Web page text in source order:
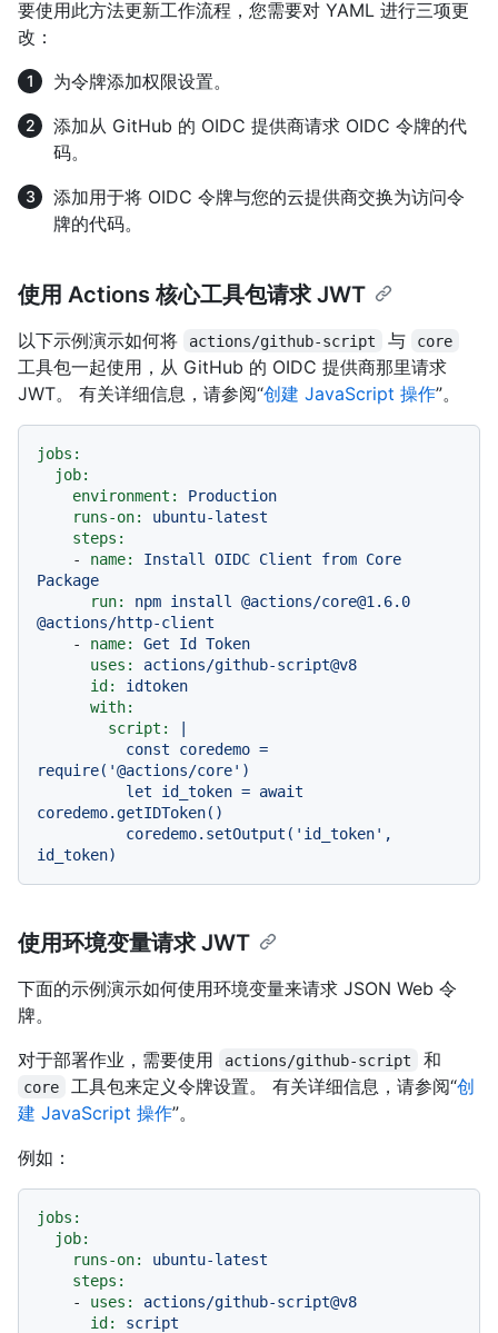
要使用此方法更新工作流程，您需要对 YAML 进行三项更
改：
为令牌添加权限设置。
添加从 GitHub 的 OIDC 提供商请求 OIDC 令牌的代
码。
添加用于将 OIDC 令牌与您的云提供商交换为访问令
牌的代码。
使用 Actions 核心工具包请求 JWT
以下示例演示如何将 actions/github-script 与 core
工具包一起使用，从 GitHub 的 OIDC 提供商那里请求
JWT。 有关详细信息，请参阅“创建 JavaScript 操作”。
jobs:
job:
environment:
Production
runs-on:
ubuntu-latest
steps:
-
name: Install OIDC Client from Core
Package
run:
npm install
@actions/core@1.6.0
@actions/http-client
-
name: Get Id
Token
uses:
actions/github-script@v8
id:
idtoken
with:
script:
require('@actions/core')
coredemo.getIDToken()
使用环境变量请求 JWT
下面的示例演示如何使用环境变量来请求 JSON Web 令
牌。
对于部署作业，需要使用
actions/github-script 和
core 工具包来定义令牌设置。 有关详细信息，请参阅“创
建 JavaScript 操作”。
例如：
jobs:
job:
runs-on:
ubuntu-latest
steps:
-
uses:
actions/github-script@v8
id:
script